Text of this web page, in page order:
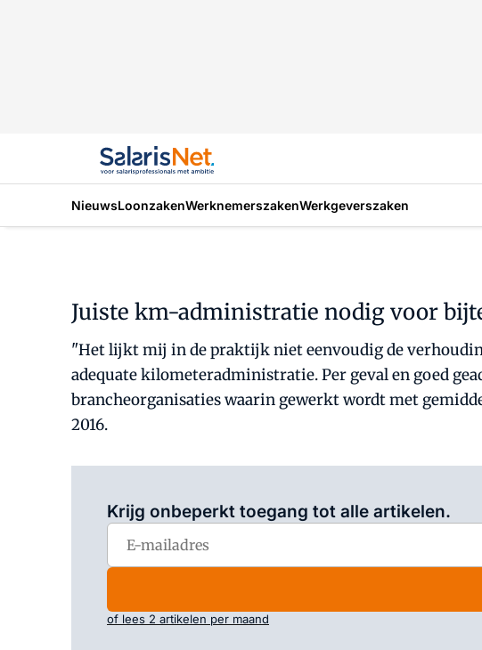
NieuwsLoonzakenWerknemerszakenWerkgeverszaken
Juiste km-administratie nodig voor
"Het lijkt mij in de praktijk niet eenvoudig de
adequate kilometeradministratie. Per geval en goed
brancheorganisaties waarin gewerkt wordt met
2016.
Krijg onbeperkt toegang tot alle artikelen.
of lees 2 artikelen per maand